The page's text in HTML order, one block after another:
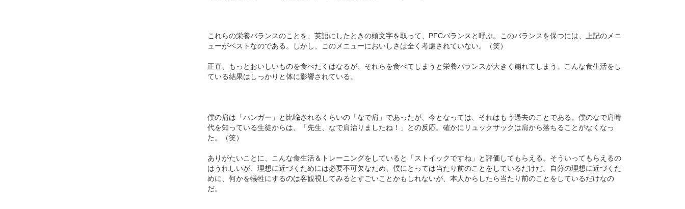
これらの栄養バランスのことを、英語にしたときの頭文字を取って、PFCバランスと呼ぶ。このバランスを保つには、上記のメニ
ューがベストなのである。しかし、このメニューにおいしさは全く考慮されていない。（笑）
正直、もっとおいしいものを食べたくはなるが、それらを食べてしまうと栄養バランスが大きく崩れてしまう。こんな食生活をし
ている結果はしっかりと体に影響されている。
僕の肩は「ハンガー」と比喩されるくらいの「なで肩」であったが、今となっては、それはもう過去のことである。僕のなで肩時
代を知っている生徒からは、「先生、なで肩治りましたね！」との反応。確かにリュックサックは肩から落ちることがなくなっ
た。（笑）
ありがたいことに、こんな食生活＆トレーニングをしていると「ストイックですね」と評価してもらえる。そういってもらえるの
はうれしいが、理想に近づくためには必要不可欠なため、僕にとっては当たり前のことをしているだけだ。自分の理想に近づくた
めに、何かを犠牲にするのは客観視してみるとすごいことかもしれないが、本人からしたら当たり前のことをしているだけなの
だ。